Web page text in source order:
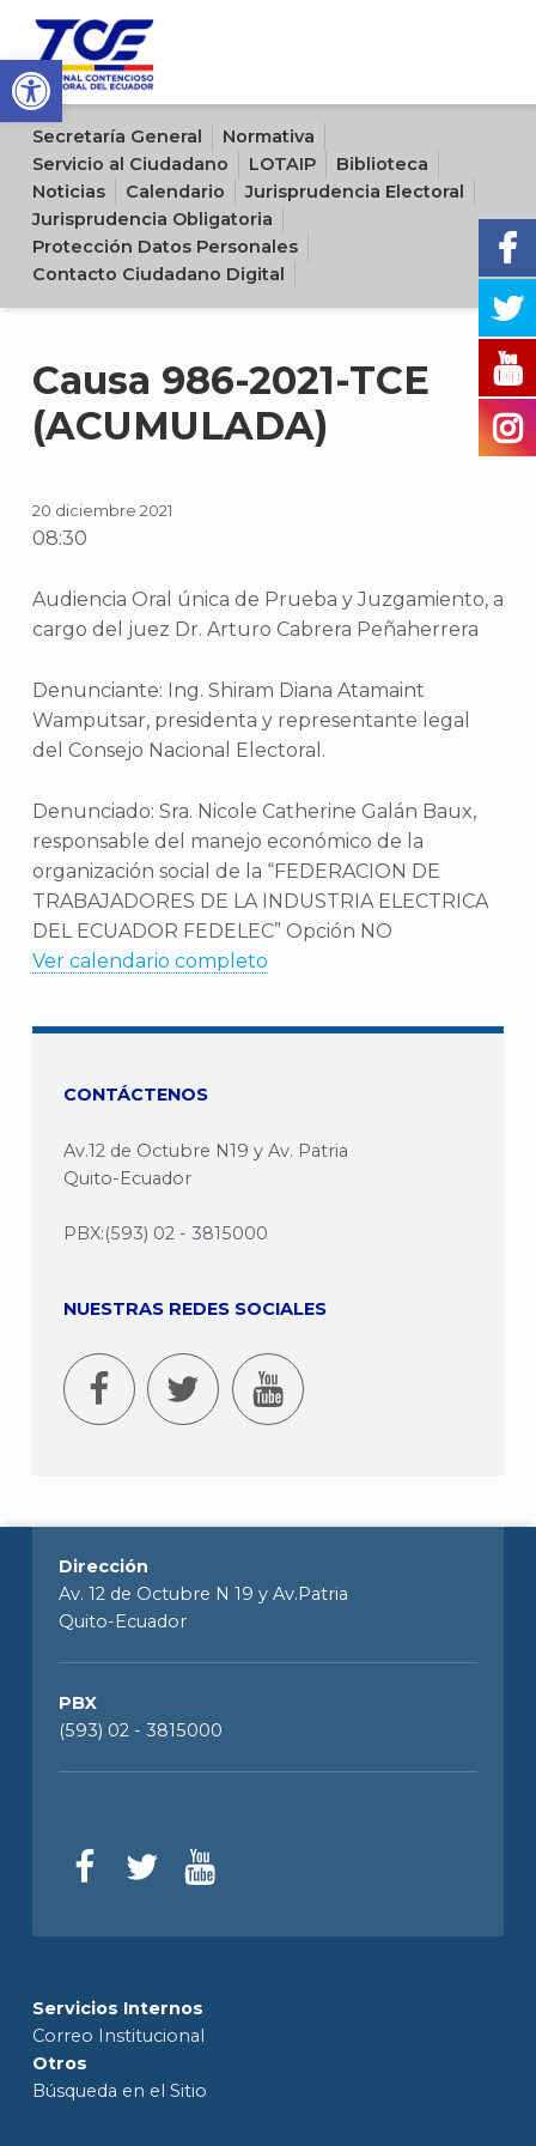
Open toolbar
Sitio oficial del Tribunal Contencioso Electoral del Ecuador
Secretaría General
Normativa
Servicio al Ciudadano
LOTAIP
Biblioteca
Noticias
Calendario
Jurisprudencia Electoral
Jurisprudencia Obligatoria
Protección Datos Personales
Contacto Ciudadano Digital
Causa 986-2021-TCE
(ACUMULADA)
20 diciembre 2021
08:30
Audiencia Oral única de Prueba y Juzgamiento, a
cargo del juez Dr. Arturo Cabrera Peñaherrera
Denunciante: Ing. Shiram Diana Atamaint
Wamputsar, presidenta y representante legal
del Consejo Nacional Electoral.
Denunciado: Sra. Nicole Catherine Galán Baux,
responsable del manejo económico de la
organización social de la “FEDERACION DE
TRABAJADORES DE LA INDUSTRIA ELECTRICA
DEL ECUADOR FEDELEC” Opción NO
Ver calendario completo
CONTÁCTENOS
Av.12 de Octubre N19 y Av. Patria
Quito-Ecuador
PBX:(593) 02 - 3815000
NUESTRAS REDES SOCIALES
Dirección
Av. 12 de Octubre N 19 y Av.Patria
Quito-Ecuador
PBX
(593) 02 - 3815000
Servicios Internos
Correo Institucional
Otros
Búsqueda en el Sitio